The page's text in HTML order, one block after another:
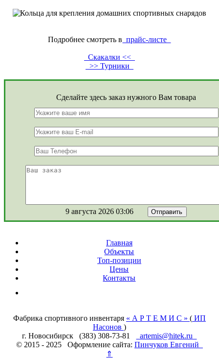
Подробнее смотреть в прайс-листе
Скакалки <<
>> Турники
Сделайте здесь заказ нужного Вам товара
9 августа 2026 03:06
Главная
Объекты
Топ-позиции
Цены
Контакты
Фабрика спортивного инвентаря « А Р Т Е М И С » ( ИП
Насонов )
г. Новосибирск (383) 308-73-81
artemis@hitek.ru
© 2015 - 2025 Оформление сайта: Пинчуков Евгений
⇑